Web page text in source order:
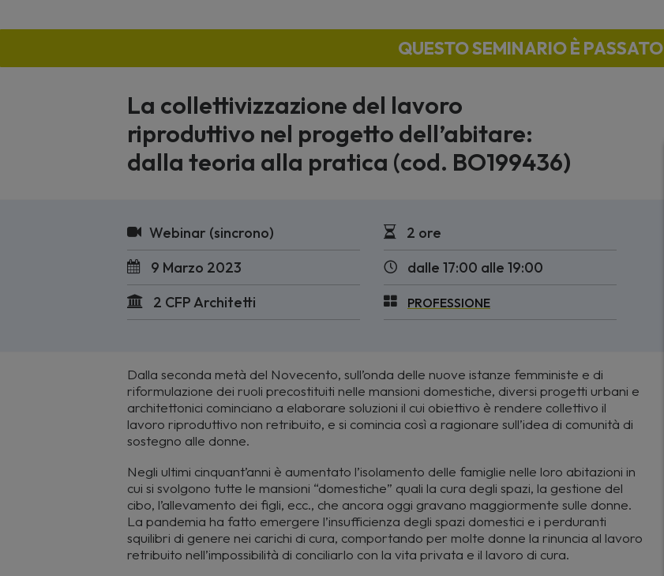
QUESTO SEMINARIO È PASSATO
La collettivizzazione del lavoro
riproduttivo nel progetto dell’abitare:
dalla teoria alla pratica (cod. BO199436)
Webinar (sincrono)
2 ore
9 Marzo 2023
dalle 17:00 alle 19:00
2 CFP Architetti
PROFESSIONE
Dalla seconda metà del Novecento, sull’onda delle nuove istanze femministe e di
riformulazione dei ruoli precostituiti nelle mansioni domestiche, diversi progetti urbani e
architettonici cominciano a elaborare soluzioni il cui obiettivo è rendere collettivo il
lavoro riproduttivo non retribuito, e si comincia così a ragionare sull’idea di comunità di
sostegno alle donne.
Negli ultimi cinquant’anni è aumentato l’isolamento delle famiglie nelle loro abitazioni in
cui si svolgono tutte le mansioni “domestiche” quali la cura degli spazi, la gestione del
cibo, l’allevamento dei figli, ecc., che ancora oggi gravano maggiormente sulle donne.
La pandemia ha fatto emergere l’insufficienza degli spazi domestici e i perduranti
squilibri di genere nei carichi di cura, comportando per molte donne la rinuncia al lavoro
retribuito nell’impossibilità di conciliarlo con la vita privata e il lavoro di cura.